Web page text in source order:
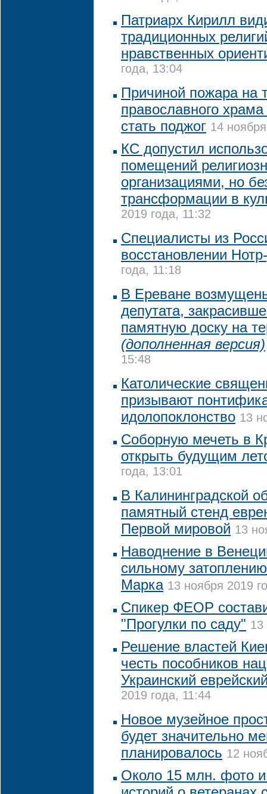
Патриарх Кирилл
традиционных
нравственных
года, 13:04
Причиной пожара на
православного
стать поджог 14
КС допустил
помещений
организациями, но
трансформации в
2019 года, 11:32
Специалисты из
восстановлении
года, 11:18
В Ереване
депутата,
памятную доску на
(дополненная версия)
15:48
Католические
призывают
идолопоклонство 13
Соборную мечеть в
открыть будущим
года, 13:01
В Калининградской
памятный стенд
Первой мировой 13
Наводнение в
сильному
Марка 13 ноября 2019
Спикер ФЕОР
"Прогулки по саду" 13
Решение властей
честь пособников
Украинский
2019 года, 11:44
Новое музейное
будет значительно
планировалось 12
Около 15 млн. фото